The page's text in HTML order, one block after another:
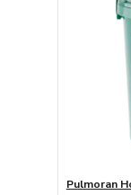
Pulmoran